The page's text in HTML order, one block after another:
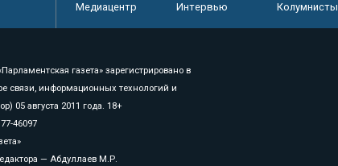
Медиацентр
Интервью Колумнисты
газета» зарегистрировано в
связи, информационных технологий и
05 августа 2011 года. 18+
46097
— Абдуллаев М.Р.